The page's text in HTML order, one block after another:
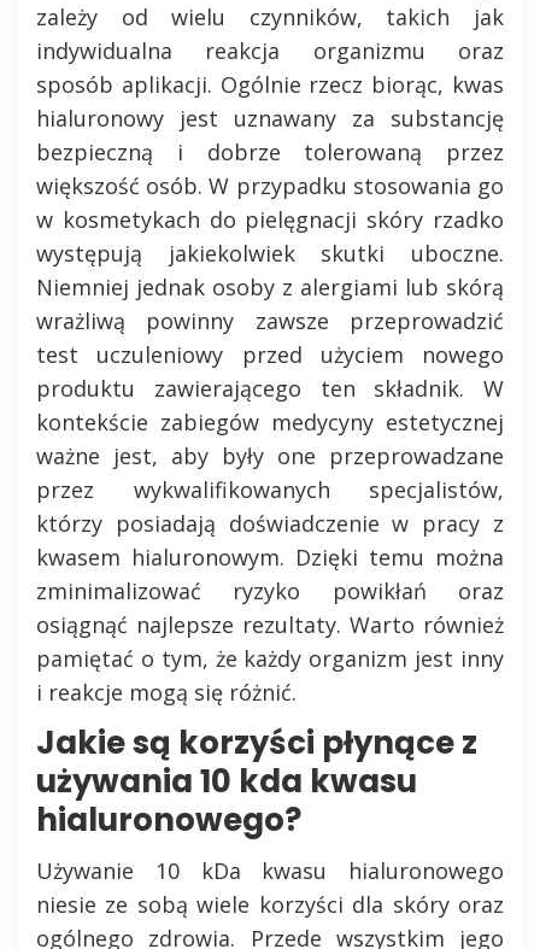
zależy od wielu czynników, takich jak
indywidualna reakcja organizmu oraz
sposób aplikacji. Ogólnie rzecz biorąc, kwas
hialuronowy jest uznawany za substancję
bezpieczną i dobrze tolerowaną przez
większość osób. W przypadku stosowania go
w kosmetykach do pielęgnacji skóry rzadko
występują jakiekolwiek skutki uboczne.
Niemniej jednak osoby z alergiami lub skórą
wrażliwą powinny zawsze przeprowadzić
test uczuleniowy przed użyciem nowego
produktu zawierającego ten składnik. W
kontekście zabiegów medycyny estetycznej
ważne jest, aby były one przeprowadzane
przez wykwalifikowanych specjalistów,
którzy posiadają doświadczenie w pracy z
kwasem hialuronowym. Dzięki temu można
zminimalizować ryzyko powikłań oraz
osiągnąć najlepsze rezultaty. Warto również
pamiętać o tym, że każdy organizm jest inny
i reakcje mogą się różnić.
Jakie są korzyści płynące z
używania 10 kda kwasu
hialuronowego?
Używanie 10 kDa kwasu hialuronowego
niesie ze sobą wiele korzyści dla skóry oraz
ogólnego zdrowia. Przede wszystkim jego